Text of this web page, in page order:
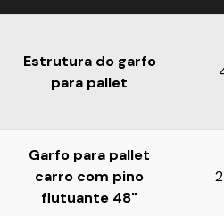
Estrutura do garfo
para pallet
Garfo para pallet
carro com pino
flutuante 48"